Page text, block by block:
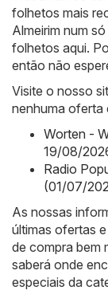
folhetos mais
Almeirim num
folhetos aqui.
então não
Visite o nosso
nenhuma oferta
Worten -
19/08/
Radio
(01/07/
As nossas
últimas ofertas
de compra bem
saberá onde
especiais da